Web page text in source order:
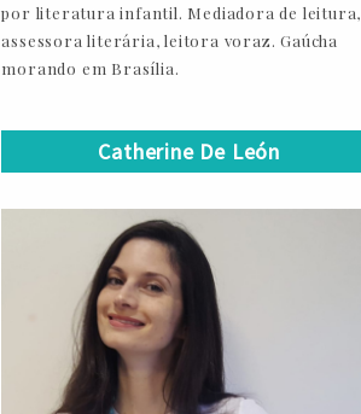
por literatura infantil. Mediadora de leitura,
assessora literária, leitora voraz. Gaúcha
morando em Brasília.
Catherine De León